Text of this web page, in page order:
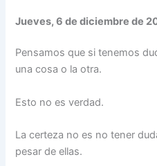
Jueves, 6 de diciembre de
Pensamos que si tenemos
una cosa o la otra.
Esto no es verdad.
La certeza no es no tener
pesar de ellas.